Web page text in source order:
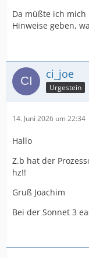
Da müßte ich
Hinweise geben,
ci_joe
Urgestein
14. Juni 2026 um 22:34
Hallo
Z.b hat der
hz!!
Gruß Joachim
Bei der Sonnet 3